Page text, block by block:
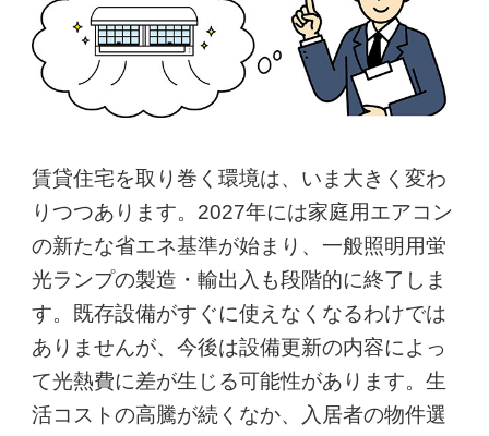
賃貸住宅を取り巻く環境は、いま大きく変わ
りつつあります。2027年には家庭用エアコン
の新たな省エネ基準が始まり、一般照明用蛍
光ランプの製造・輸出入も段階的に終了しま
す。既存設備がすぐに使えなくなるわけでは
ありませんが、今後は設備更新の内容によっ
て光熱費に差が生じる可能性があります。生
活コストの高騰が続くなか、入居者の物件選